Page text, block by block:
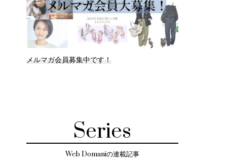
メルマガ会員募集中です！
Series
Web Domaniの連載記事